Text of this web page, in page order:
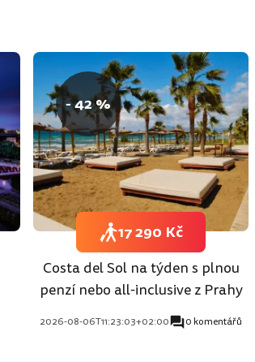
- 42 %
Costa del Sol na týden s plnou
penzí nebo all-inclusive z Prahy
2026-08-06T11:23:03+02:00 0 komentářů
17 290 Kč